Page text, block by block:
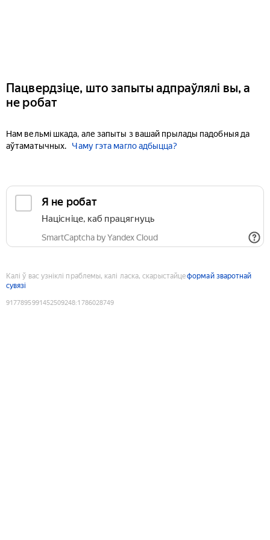
Пацвердзіце, што запыты адпраўлялі вы, а
не робат
Нам вельмі шкада, але запыты з вашай прылады падобныя да
аўтаматычных.
Чаму гэта магло адбыцца?
Я не робат
Націсніце, каб працягнуць
SmartCaptcha by Yandex Cloud
Калі ў вас узніклі праблемы, калі ласка, скарыстайцеформай зваротнай
сувязі
9177895991452509248:1786028749